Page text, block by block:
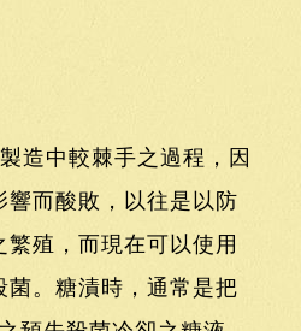
造中較棘手之過程，因
而酸敗，以往是以防
殖，而現在可以使用
。糖漬時，通常是把